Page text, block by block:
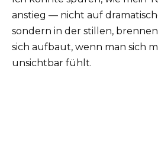
anstieg — nicht auf
sondern in der stillen,
sich aufbaut, wenn man sich
unsichtbar fühlt.